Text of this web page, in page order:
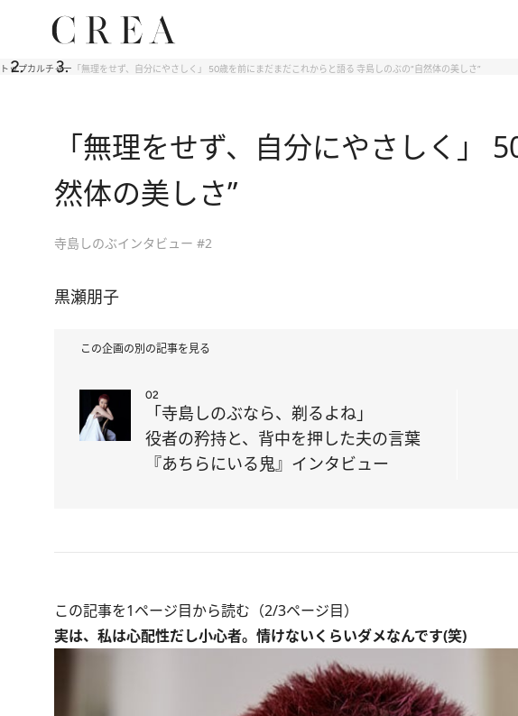
トップカルチャー 「無理をせず、自分にやさしく」 50歳を前にまだまだこれからと語る 寺島しのぶの“自然体の美しさ”
「無理をせず、自分にやさしく」
然体の美しさ”
寺島しのぶインタビュー #2
黒瀬朋子
この企画の別の記事を見る
02
「寺島しのぶなら、剃るよね」
役者の矜持と、背中を押した夫の言葉
『あちらにいる鬼』インタビュー
この記事を1ページ目から読む（2/3ページ目）
実は、私は心配性だし小心者。情けないくらいダメなんです(笑)